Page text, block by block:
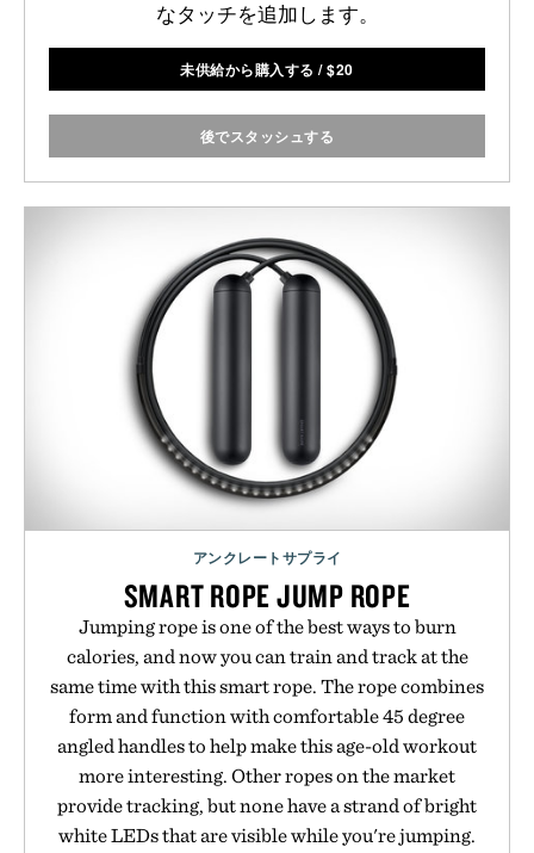
なタッチを追加します。
未供給から購入する /$20
後でスタッシュする
アンクレートサプライ
SMART ROPE JUMP ROPE
Jumping rope is one of the best ways to burn
calories, and now you can train and track at the
same time with this smart rope. The rope combines
form and function with comfortable 45 degree
angled handles to help make this age-old workout
more interesting. Other ropes on the market
provide tracking, but none have a strand of bright
white LEDs that are visible while you're jumping.